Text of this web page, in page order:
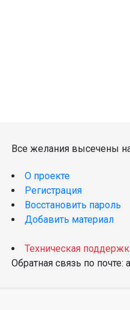
Все желания высечены
О проекте
Регистрация
Восстановить пароль
Добавить материал
Техническая
Обратная связь по почте: